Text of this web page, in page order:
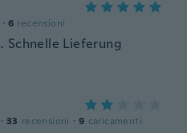
· 6 recensioni
Schnelle Lieferung
· 33 recensioni · 9 caricamenti